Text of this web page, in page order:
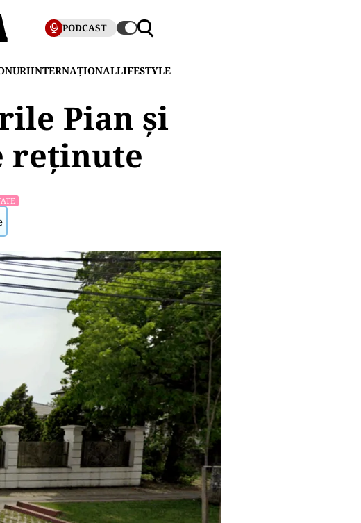
PODCAST
INTERNAȚIONALLIFESTYLE
Pian și
reținute